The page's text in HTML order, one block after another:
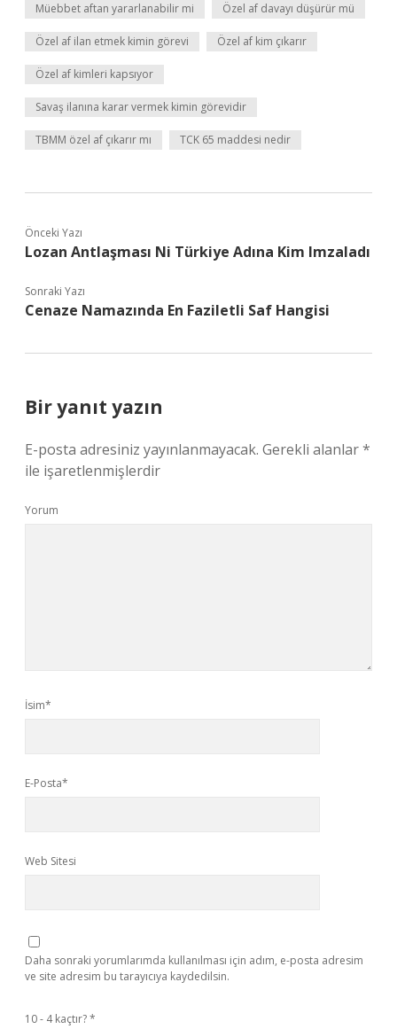
Müebbet aftan yararlanabilir mi Özel af davayı düşürür mü
Özel af ilan etmek kimin görevi Özel af kim çıkarır
Özel af kimleri kapsıyor
Savaş ilanına karar vermek kimin görevidir
TBMM özel af çıkarır mı TCK 65 maddesi nedir
Önceki Yazı
Lozan Antlaşması Ni Türkiye Adına Kim Imzaladı
Sonraki Yazı
Cenaze Namazında En Faziletli Saf Hangisi
Bir yanıt yazın
E-posta adresiniz yayınlanmayacak. Gerekli alanlar*
ile işaretlenmişlerdir
Yorum
İsim*
E-Posta*
Web Sitesi
Daha sonraki yorumlarımda kullanılması için adım, e-posta adresim
ve site adresim bu tarayıcıya kaydedilsin.
10 - 4 kaçtır?*